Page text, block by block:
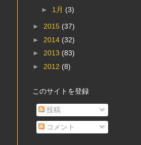
► 1月 (3)
► 2015 (37)
► 2014 (32)
► 2013 (83)
► 2012 (8)
このサイトを登録
投稿
コメント